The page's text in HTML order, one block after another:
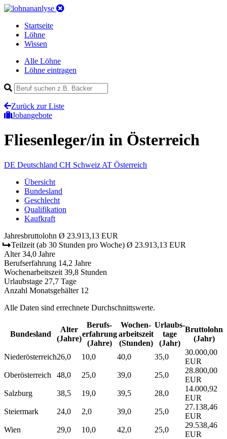
Startseite
Löhne
Wissen
Alle Löhne
Löhne eintragen
Zurück zur Liste
Jobangebote
Fliesenleger/in in Österreich
DE Deutschland CH Schweiz AT Österreich
Übersicht
Bundesland
Geschlecht
Qualifikation
Kaufkraft
Jahresbruttolohn Ø 23.913,13 EUR
Teilzeit (ab 30 Stunden pro Woche) Ø 23.913,13 EUR
Alter 34,0 Jahre
Berufserfahrung 14,2 Jahre
Wochenarbeitszeit 39,8 Stunden
Urlaubstage 27,7 Tage
Anzahl Monatsgehälter 12
Alle Daten sind errechnete Durchschnittswerte.
Bundesland
Alter
(Jahre)
Berufs­
erfahrung
(Jahre)
Wochen­
arbeitszeit
(Stunden)
Urlaubs­
tage
(Jahr)
Bruttolohn
(Jahr)
Niederösterreich26,0 10,0 40,0 35,0
30.000,00
EUR
Oberösterreich
48,0 25,0 39,0 25,0
28.800,00
EUR
Salzburg
38,5 19,0 39,5 28,0
14.000,92
EUR
Steiermark
24,0 2,0 39,0 25,0
27.138,46
EUR
Wien
29,0 10,0 42,0 25,0
29.538,46
EUR